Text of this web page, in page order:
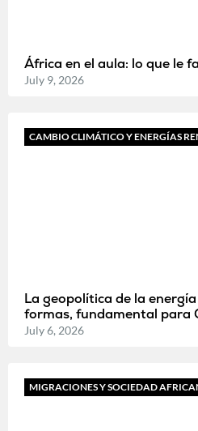
África en el aula: lo que le
July 9, 2026
CAMBIO CLIMÁTICO Y ENERGÍAS
La geopolítica de la
formas, fundamental para
July 6, 2026
MIGRACIONES Y SOCIEDAD